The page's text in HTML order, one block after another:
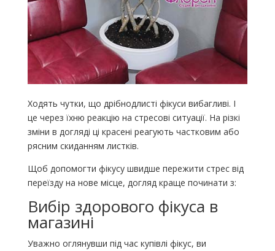
Ходять чутки, що дрібнодлисті фікуси вибагливі. І
це через їхню реакцію на стресові ситуації. На різкі
зміни в догляді ці красені реагують частковим або
рясним скиданням листків.
Щоб допомогти фікусу швидше пережити стрес від
переїзду на нове місце, догляд краще починати з:
Вибір здорового фікуса в
магазині
Уважно оглянувши під час купівлі фікус, ви